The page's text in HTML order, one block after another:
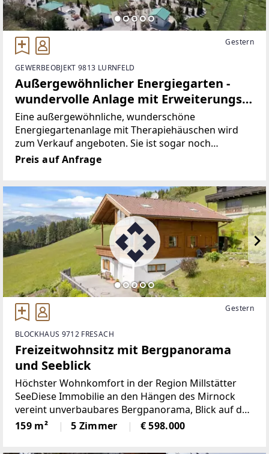
Gestern
GEWERBEOBJEKT 9813 LURNFELD
Außergewöhnlicher Energiegarten -
wundervolle Anlage mit Erweiterungs-
und Umwidmungsmöglichkeit in
Bauland
Eine außergewöhnliche, wunderschöne
Energiegartenanlage mit Therapiehäuschen wird
zum Verkauf angeboten. Sie ist sogar noch
erweiterbar auf fast einen Hektar Grundfläche,
durch die Aufnahme ins örtliche
Preis auf Anfrage
Gestern
BLOCKHAUS 9712 FRESACH
Freizeitwohnsitz mit Bergpanorama
und Seeblick
Höchster Wohnkomfort in der Region Millstätter
SeeDiese Immobilie an den Hängen des Mirnock
vereint unverbaubares Bergpanorama, Blick auf den
Millstätter See, absolute Ruhelage auf 1.100 m
Seehöhe mit der Wohnqualität einer Top-
159 m² 5 Zimmer € 598.000